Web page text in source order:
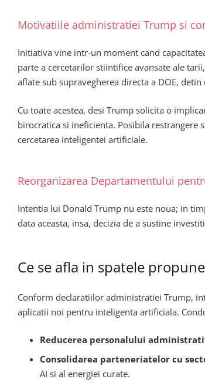
Motivatiile administratiei Trump si
Initiativa vine intr-un moment cand
parte a cercetarilor stiintifice avansate ale
aflate sub supravegherea directa a DOE,
Cu toate acestea, desi Trump solicita o
birocratica si ineficienta. Posibila
cercetarea inteligentei artificiale.
Reorganizarea Departamentului
Intentia lui Donald Trump nu este noua; in
data aceasta, insa, decizia de a sustine
Ce se afla in spatele
Conform declaratiilor administratiei Trump,
aplicatii noi pentru inteligenta artificiala.
Reducerea personalului
Consolidarea parteneriatelor cu
AI si al energiei curate.